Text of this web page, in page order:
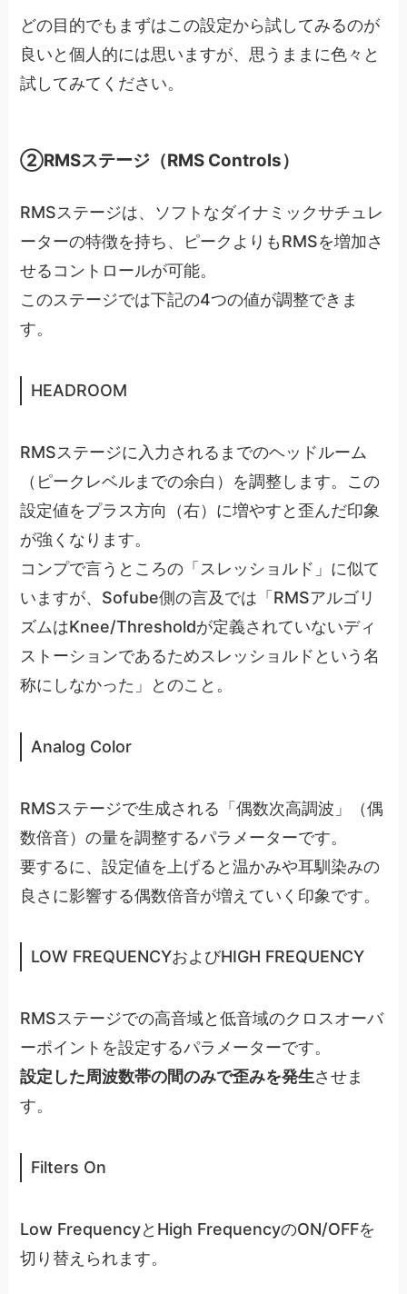
どの目的でもまずはこの設定から試してみるのが
良いと個人的には思いますが、思うままに色々と
試してみてください。
②RMSステージ（RMS Controls）
RMSステージは、ソフトなダイナミックサチュレ
ーターの特徴を持ち、ピークよりもRMSを増加さ
せるコントロールが可能。
このステージでは下記の4つの値が調整できま
す。
HEADROOM
RMSステージに入力されるまでのヘッドルーム
（ピークレベルまでの余白）を調整します。この
設定値をプラス方向（右）に増やすと歪んだ印象
が強くなります。
コンプで言うところの「スレッショルド」に似て
いますが、Sofube側の言及では「RMSアルゴリ
ズムはKnee/Thresholdが定義されていないディ
ストーションであるためスレッショルドという名
称にしなかった」とのこと。
Analog Color
RMSステージで生成される「偶数次高調波」（偶
数倍音）の量を調整するパラメーターです。
要するに、設定値を上げると温かみや耳馴染みの
良さに影響する偶数倍音が増えていく印象です。
LOW FREQUENCYおよびHIGH FREQUENCY
RMSステージでの高音域と低音域のクロスオーバ
ーポイントを設定するパラメーターです。
設定した周波数帯の間のみで歪みを発生させま
す。
Filters On
Low FrequencyとHigh FrequencyのON/OFFを
切り替えられます。